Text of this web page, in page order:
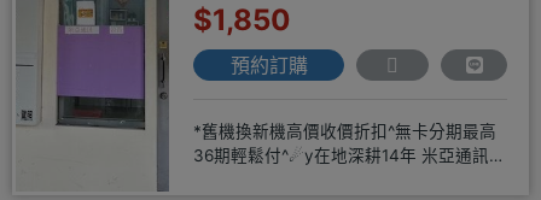
$1,850
預約訂購
*舊機換新機高價收價折扣^無卡分期最高
36期輕鬆付^☄y在地深耕14年 米亞通訊四